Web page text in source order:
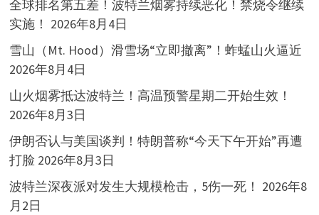
全球排名第五差！波特兰烟雾持续恶化！禁烧令继续
实施！ 2026年8月4日
雪山（Mt. Hood）滑雪场“立即撤离”！蚱蜢山火逼近
2026年8月4日
山火烟雾抵达波特兰！高温预警星期二开始生效！
2026年8月3日
伊朗否认与美国谈判！特朗普称“今天下午开始”再遭
打脸 2026年8月3日
波特兰深夜派对发生大规模枪击，5伤一死！ 2026年8
月2日